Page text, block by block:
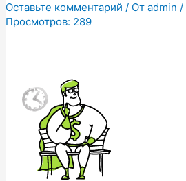
Оставьте комментарий / От admin /
Просмотров: 289